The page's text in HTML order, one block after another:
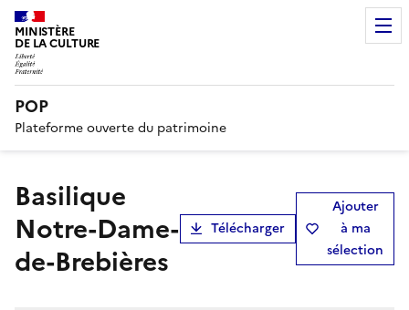
MINISTÈRE
DE LA CULTURE
POP
Plateforme ouverte du patrimoine
basilique
Notre-Dame-
de-Brebières
Télécharger
Ajouter
à ma
sélection